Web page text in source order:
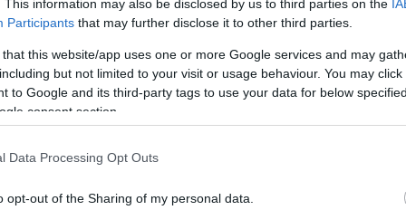
This information may also be disclosed by us to third parties on the
Participants that may further disclose it to other third parties.
that this website/app uses one or more Google services and may
but not limited to your visit or usage behaviour. You may
to Google and its third-party tags to use your data for below
consent section.
Data Processing Opt Outs
opt-out of the Sharing of my personal data.
egy Tokaj InterCity elé, amely teljesen maga
alá gyűrte a járművet. A vonaton utazó 83
ember közül senki sem sérült meg, ellenben
az autóban tartózkodó sofőr a helyszínen
életét vesztette.
TOVÁBB OLVASOM